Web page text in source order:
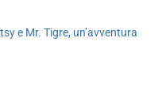
e Mr. Tigre, un’avventura